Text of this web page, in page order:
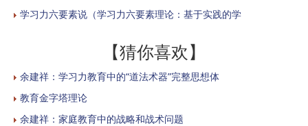
学习力六要素说（学习力六要素理论：基于实践的学
【猜你喜欢】
余建祥：学习力教育中的“道法术器”完整思想体
教育金字塔理论
余建祥：家庭教育中的战略和战术问题